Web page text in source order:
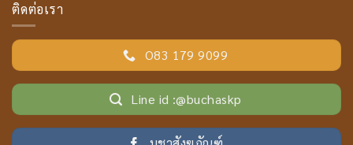
ติดต่อเรา
O83 179 9099
Line id :@buchaskp